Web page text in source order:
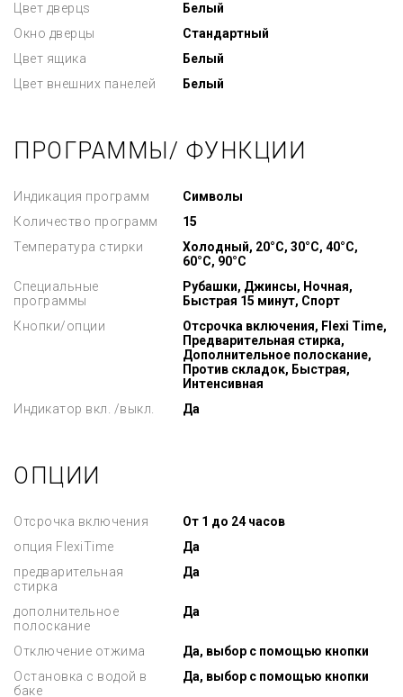
Цвет дверцs
Белый
Окно дверцы
Стандартный
Цвет ящика
Белый
Цвет внешних панелей
Белый
ПРОГРАММЫ/ ФУНКЦИИ
Индикация программ
Символы
Количество программ
15
Температура стирки
Холодный, 20°C, 30°C, 40°C,
60°C, 90°C
Специальные
программы
Рубашки, Джинсы, Ночная,
Быстрая 15 минут, Спорт
Кнопки/опции
Отсрочка включения, Flexi Time,
Предварительная стирка,
Дополнительное полоскание,
Против складок, Быстрая,
Интенсивная
Индикатор вкл. /выкл.
Да
ОПЦИИ
Отсрочка включения
От 1 до 24 часов
опция FlexiTime
Да
предварительная
стирка
Да
дополнительное
полоскание
Да
Отключение отжима
Да, выбор с помощью кнопки
Остановка с водой в
баке
Да, выбор с помощью кнопки